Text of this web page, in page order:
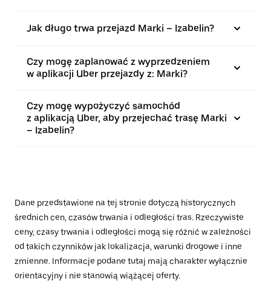
Jak długo trwa przejazd Marki – Izabelin?
Czy mogę zaplanować z wyprzedzeniem
w aplikacji Uber przejazdy z: Marki?
Czy mogę wypożyczyć samochód
z aplikacją Uber, aby przejechać trasę Marki
– Izabelin?
Dane przedstawione na tej stronie dotyczą historycznych
średnich cen, czasów trwania i odległości tras. Rzeczywiste
ceny, czasy trwania i odległości mogą się różnić w zależności
od takich czynników jak lokalizacja, warunki drogowe i inne
zmienne. Informacje podane tutaj mają charakter wyłącznie
orientacyjny i nie stanowią wiążącej oferty.